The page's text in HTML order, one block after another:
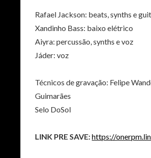
Rafael Jackson: beats, synths e
Xandinho Bass: baixo elétrico
Aiyra: percussão, synths e voz
Jáder: voz
Técnicos de gravação: Felipe
Guimarães
Selo DoSol
LINK PRE SAVE:https://